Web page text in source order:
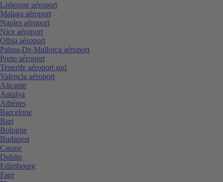
Lisbonne aéroport
Malaga aéroport
Naples aéroport
Nice aéroport
Olbia aéroport
Palma-De-Mallorca aéroport
Porto aéroport
Tenerife aéroport sud
Valencia aéroport
Alicante
Antalya
Athènes
Barcelone
Bari
Bologne
Budapest
Catane
Dublin
Edimbourg
Faro